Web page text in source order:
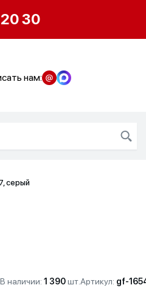
30
нам:
серый
В наличии: 1 390шт.Артикул: gf-